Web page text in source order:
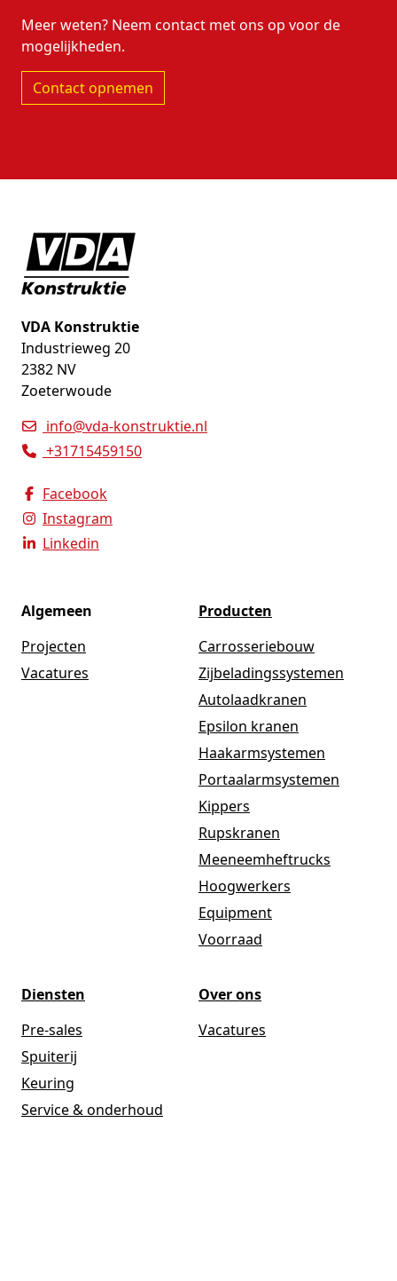
Meer weten? Neem contact met ons op voor de
mogelijkheden.
Contact opnemen
VDA Konstruktie
Industrieweg 20
2382 NV
Zoeterwoude
info@vda-konstruktie.nl
+31715459150
Facebook
Instagram
Linkedin
Algemeen
Projecten
Vacatures
Producten
Carrosseriebouw
Zijbeladingssystemen
Autolaadkranen
Epsilon kranen
Haakarmsystemen
Portaalarmsystemen
Kippers
Rupskranen
Meeneemheftrucks
Hoogwerkers
Equipment
Voorraad
Diensten
Pre-sales
Spuiterij
Keuring
Service & onderhoud
Over ons
Vacatures